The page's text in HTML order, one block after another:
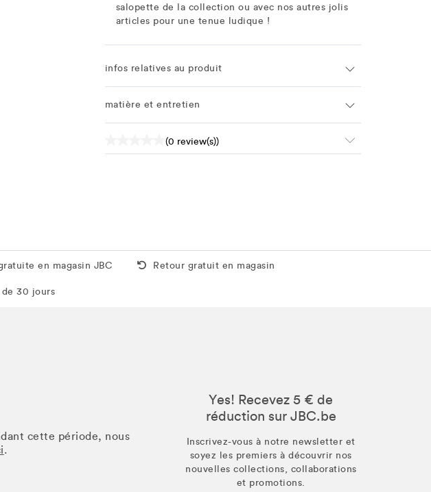
salopette de la collection ou avec nos autres jolis
articles pour une tenue ludique !
infos relatives au produit
matière et entretien
(0 review(s))
en magasin JBC
en magasin JBC Retour gratuit aussi en magasin
Retour gratuit en magasin
60 jours
30 jours
cette période, nous
.
Yes! Recevez 5 € de
réduction sur JBC.be
Inscrivez-vous à notre newsletter et
soyez les premiers à découvrir nos
nouvelles collections, collaborations
et promotions.